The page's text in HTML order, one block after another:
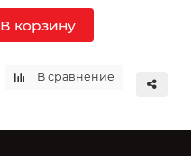
В корзину
В сравнение